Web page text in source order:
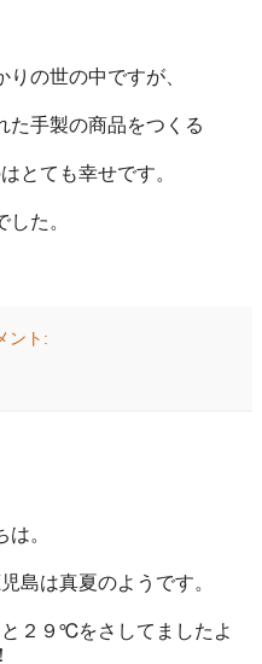
の世の中ですが、
た手製の商品をつくる
とても幸せです。
した。
ント:
は。
島は真夏のようです。
２９℃をさしてましたよ